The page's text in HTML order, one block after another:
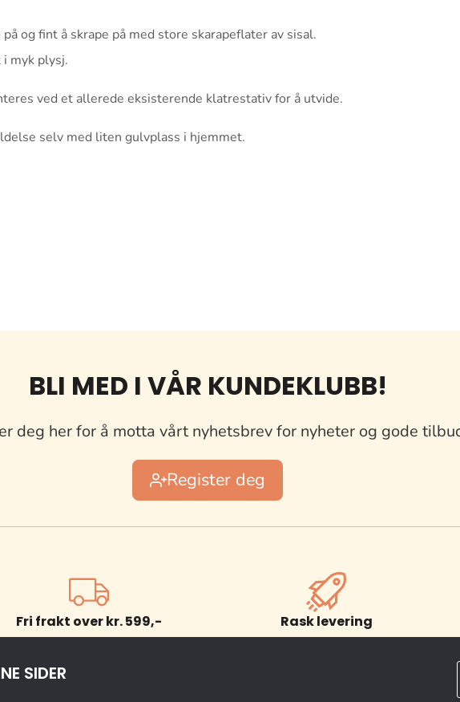
og fint å skrape på med store skarapeflater av sisal.
myk plysj.
ved et allerede eksisterende klatrestativ for å utvide.
selv med liten gulvplass i hjemmet.
BLI MED I VÅR KUNDEKLUBB!
deg her for å motta vårt nyhetsbrev for nyheter og gode
Register deg
Fri frakt over kr. 599,- Rask levering
SIDER